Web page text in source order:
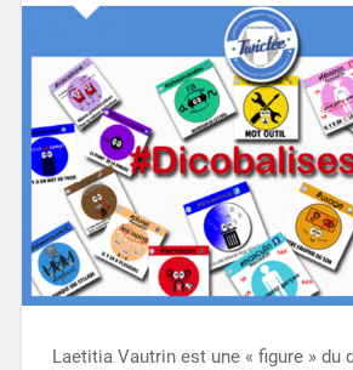
Laetitia Vautrin est une « figure » du